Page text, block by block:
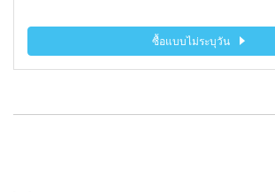
ซื้อแบบไม่ระบุวัน